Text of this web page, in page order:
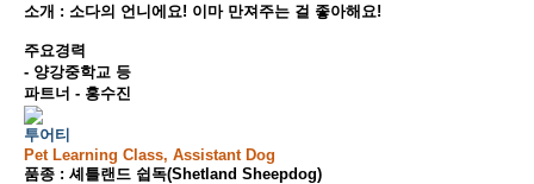
소개 : 소다의 언니에요! 이마 만져주는 걸 좋아해요!
주요경력
- 양강중학교 등
파트너 - 홍수진
투어티
Pet Learning Class, Assistant Dog
품종 : 셰틀랜드 쉽독(Shetland Sheepdog)